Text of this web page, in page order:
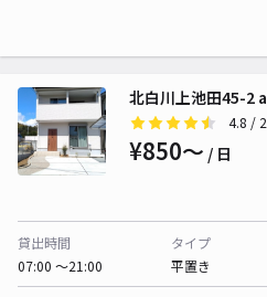
北白川上池田45-2
4.8 /
¥850〜 / 日
貸出時間
07:00 〜21:00
タイプ
平置き